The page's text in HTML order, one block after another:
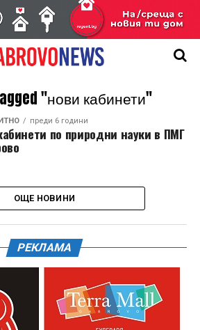
"нови кабинети"
преди 6 години
по природни науки в ПМГ
ОЩЕ НОВИНИ
РЕКЛАМА